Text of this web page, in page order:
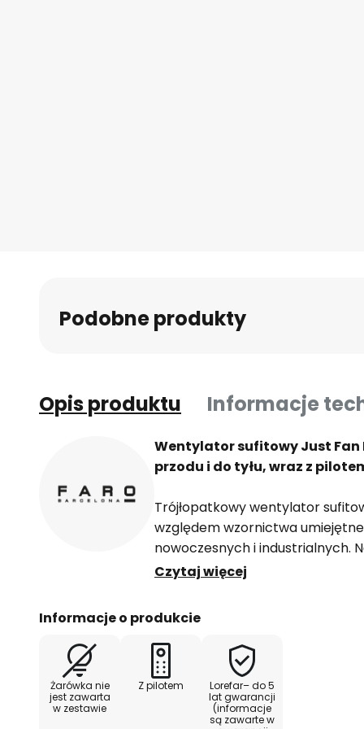
Podobne produkty
Opis produktu Informacje
Wentylator sufitowy Just Fan
przodu i do tyłu, wraz z
Trójłopatkowy wentylator
względem wzornictwa
nowoczesnych i industrialnych.
powierzchni do ok. 18 m². W
Wyposażony w funkcję letnią/
przełącznika na obudowie).
sufitowego w zimnych porach
Czytaj więcej
Informacje o produkcie
Żarówka nie
jest zawarta
w zestawie
Z pilotem
Lorefar– do 5
lat gwarancji
(informacje
są zawarte w